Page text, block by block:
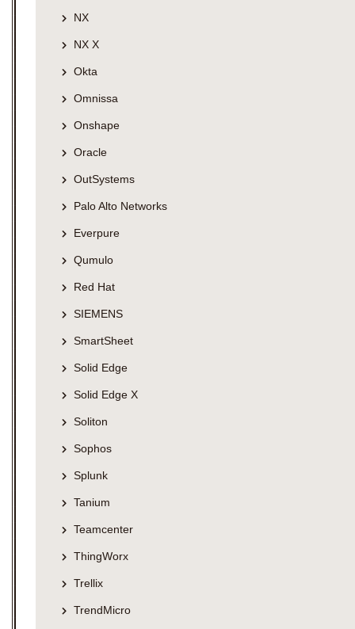
NX
NX X
Okta
Omnissa
Onshape
Oracle
OutSystems
Palo Alto Networks
Everpure
Qumulo
Red Hat
SIEMENS
SmartSheet
Solid Edge
Solid Edge X
Soliton
Sophos
Splunk
Tanium
Teamcenter
ThingWorx
Trellix
TrendMicro